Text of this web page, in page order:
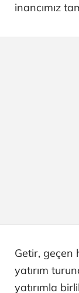
inancımız
Getir,
yatırım
yatırımla